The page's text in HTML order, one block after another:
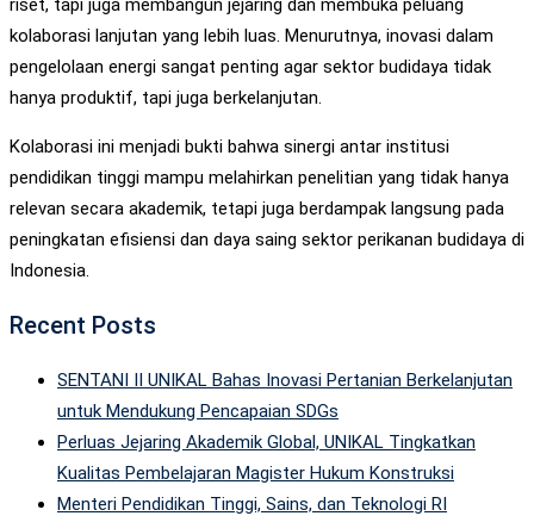
kolaborasi lanjutan yang lebih luas. Menurutnya, inovasi dalam
pengelolaan energi sangat penting agar sektor budidaya tidak
hanya produktif, tapi juga berkelanjutan.
Kolaborasi ini menjadi bukti bahwa sinergi antar institusi
pendidikan tinggi mampu melahirkan penelitian yang tidak hanya
relevan secara akademik, tetapi juga berdampak langsung pada
peningkatan efisiensi dan daya saing sektor perikanan budidaya di
Indonesia.
Recent Posts
SENTANI II UNIKAL Bahas Inovasi Pertanian Berkelanjutan
untuk Mendukung Pencapaian SDGs
Perluas Jejaring Akademik Global, UNIKAL Tingkatkan
Kualitas Pembelajaran Magister Hukum Konstruksi
Menteri Pendidikan Tinggi, Sains, dan Teknologi RI